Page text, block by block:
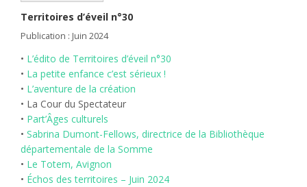
Territoires d’éveil n°30
Publication : Juin 2024
• L’édito de Territoires d’éveil n°30
• La petite enfance c’est sérieux !
• L’aventure de la création
• La Cour du Spectateur
• Part’Âges culturels
• Sabrina Dumont-Fellows, directrice de la Bibliothèque
départementale de la Somme
• Le Totem, Avignon
• Échos des territoires – Juin 2024